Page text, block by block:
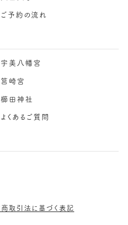
ご予約の流れ
宇美八幡宮
筥崎宮
櫛田神社
よくあるご質問
取引法に基づく表記